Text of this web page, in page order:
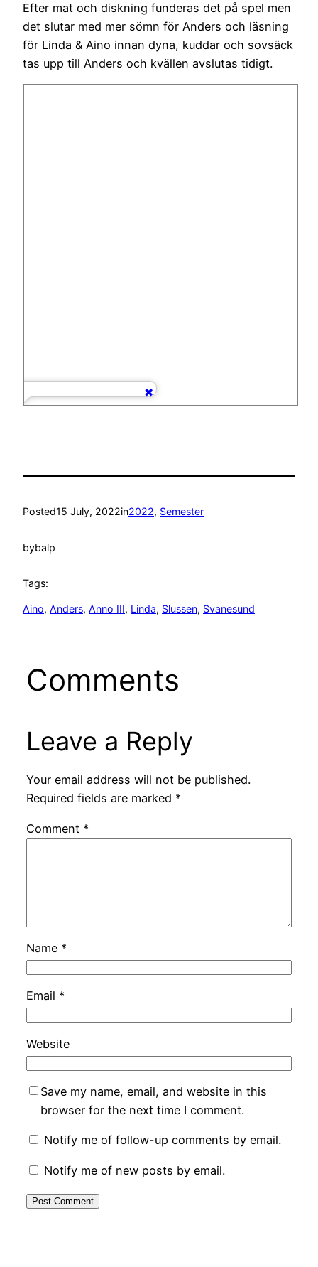
Efter mat och diskning funderas det på spel men
det slutar med mer sömn för Anders och läsning
för Linda & Aino innan dyna, kuddar och sovsäck
tas upp till Anders och kvällen avslutas tidigt.
Posted15 July, 2022in2022, Semester
bybalp
Tags:
Aino, Anders, Anno III, Linda, Slussen, Svanesund
Comments
Leave a Reply
Your email address will not be published.
Required fields are marked *
Comment *
Name *
Email *
Website
Save my name, email, and website in this
browser for the next time I comment.
Notify me of follow-up comments by email.
Notify me of new posts by email.